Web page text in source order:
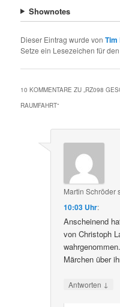
Shownotes
Dieser Eintrag wurde vonTim
Setze ein Lesezeichen für den
10 KOMMENTARE ZU „RZ098
RAUMFAHRT“
Martin Schröder
10:03 Uhr:
Anscheinend
von Christoph
Märchen über
Antworten ↓